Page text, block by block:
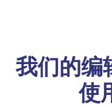
我们的编
使